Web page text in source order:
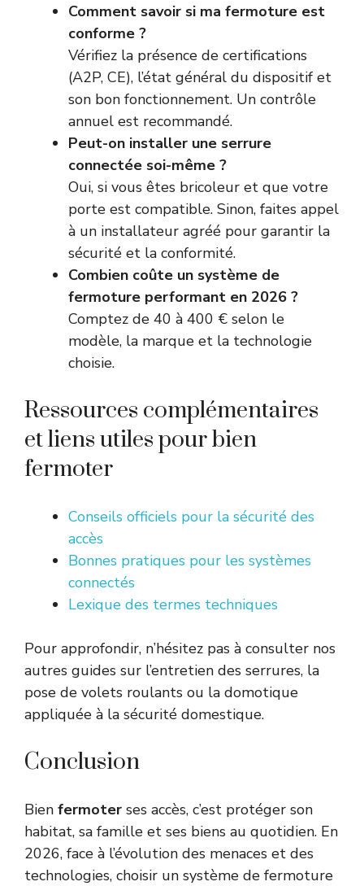
Comment savoir si ma fermoture est
conforme ?
Vérifiez la présence de certifications
(A2P, CE), l’état général du dispositif et
son bon fonctionnement. Un contrôle
annuel est recommandé.
Peut-on installer une serrure
connectée soi-même ?
Oui, si vous êtes bricoleur et que votre
porte est compatible. Sinon, faites appel
à un installateur agréé pour garantir la
sécurité et la conformité.
Combien coûte un système de
fermoture performant en 2026 ?
Comptez de 40 à 400 € selon le
modèle, la marque et la technologie
choisie.
Ressources complémentaires
et liens utiles pour bien
fermoter
Conseils officiels pour la sécurité des
accès
Bonnes pratiques pour les systèmes
connectés
Lexique des termes techniques
Pour approfondir, n’hésitez pas à consulter nos
autres guides sur l’entretien des serrures, la
pose de volets roulants ou la domotique
appliquée à la sécurité domestique.
Conclusion
Bien fermoter ses accès, c’est protéger son
habitat, sa famille et ses biens au quotidien. En
2026, face à l’évolution des menaces et des
technologies, choisir un système de fermoture